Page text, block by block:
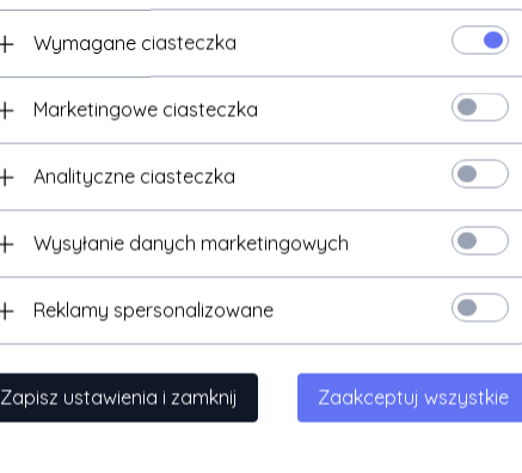
ata
aten
aukey
AVer
Wymagane ciasteczka
Marketingowe ciasteczka
Analityczne ciasteczka
Wysyłanie danych marketingowych
Reklamy spersonalizowane
Zapisz ustawienia i zamknij Zaakceptuj wszystkie